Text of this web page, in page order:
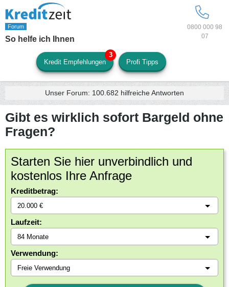
0800 000 98
07
So helfe ich Ihnen
Kredit Empfehlungen Profi Tipps
Unser Forum: 100.682 hilfreiche Antworten
Gibt es wirklich sofort Bargeld ohne
Fragen?
Starten Sie hier unverbindlich und
kostenlos Ihre Anfrage
Kreditbetrag:
Laufzeit:
Verwendung: